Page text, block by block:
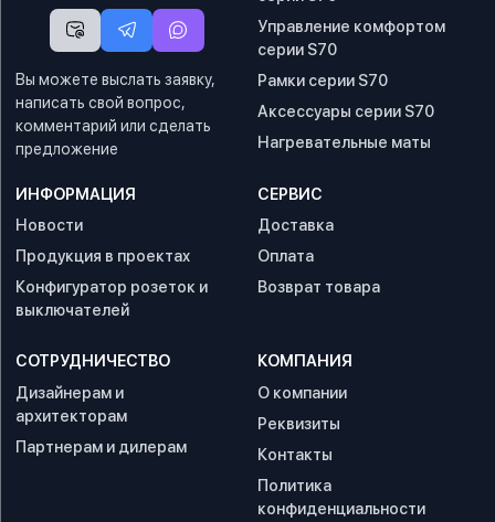
Вы можете выслать заявку,
написать свой вопрос,
комментарий или сделать
предложение
Управление комфортом
серии S70
Рамки серии S70
Аксессуары серии S70
Нагревательные маты
ИНФОРМАЦИЯ
Новости
Продукция в проектах
Конфигуратор розеток и
выключателей
СЕРВИС
Доставка
Оплата
Возврат товара
СОТРУДНИЧЕСТВО
Дизайнерам и
архитекторам
Партнерам и дилерам
КОМПАНИЯ
О компании
Реквизиты
Контакты
Политика
конфиденциальности